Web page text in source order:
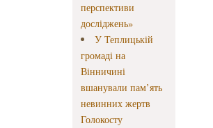
перспективи
досліджень»
У Теплицькій
громаді на
Вінничині
вшанували пам’ять
невинних жертв
Голокосту